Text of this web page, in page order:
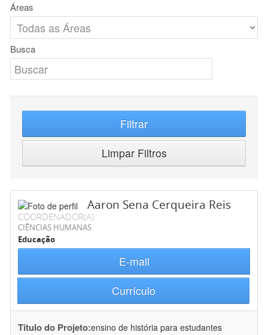
Áreas
Busca
Filtrar
Limpar Filtros
Aaron Sena Cerqueira Reis
COORDENADOR(A)
CIÊNCIAS HUMANAS
Educação
E-mail
Currículo
Título do Projeto:ensino de história para estudantes